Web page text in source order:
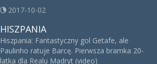
2017-10-02
HISZPANIA
Hiszpania: Fantastyczny gol Getafe, ale
Paulinho ratuje Barcę. Pierwsza bramka 20-
latka dla Realu Madryt (video)